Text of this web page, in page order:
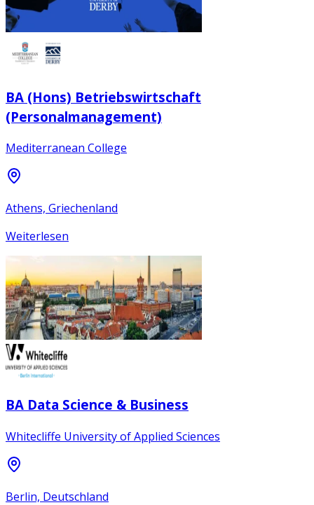
BA (Hons) Betriebswirtschaft
(Personalmanagement)
Mediterranean College
Athens, Griechenland
Weiterlesen
BA Data Science & Business
Whitecliffe University of Applied Sciences
Berlin, Deutschland